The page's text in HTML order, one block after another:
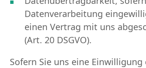
Datenverarbeitung
einen Vertrag mit uns
(Art. 20 DSGVO).
Sofern Sie uns eine